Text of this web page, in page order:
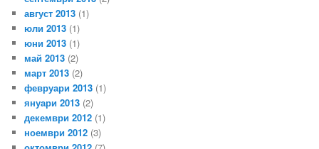
август 2013 (1)
юли 2013 (1)
юни 2013 (1)
май 2013 (2)
март 2013 (2)
февруари 2013 (1)
януари 2013 (2)
декември 2012 (1)
ноември 2012 (3)